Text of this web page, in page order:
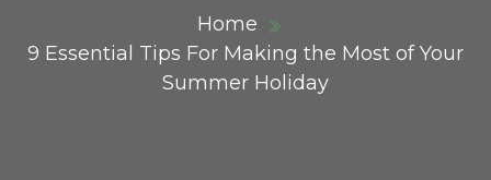
Home
9 Essential Tips For Making the Most of Your
Summer Holiday